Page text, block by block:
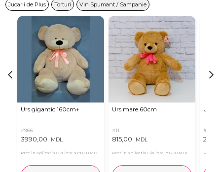
Jucarii de Plus Torturi Vin Spumant / Sampanie
Urs gigantic 160cm↑
#966
3990,00 MDL
Pret in aplicatia OkFlora 3890,00 MDL
Urs mare 60cm
#11
815,00 MDL
Pret in aplicatia OkFlora 795,00 MDL
Urs
#4939
Pret in